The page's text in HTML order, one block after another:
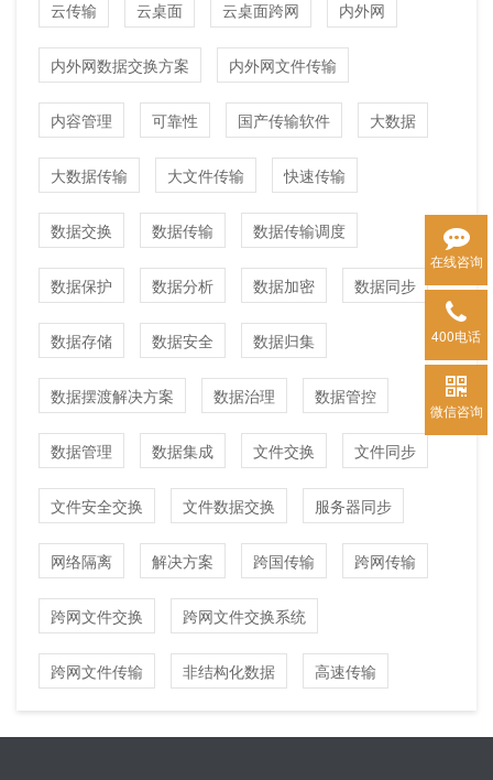
云传输 云桌面 云桌面跨网 内外网
内外网数据交换方案 内外网文件传输
内容管理 可靠性 国产传输软件 大数据
大数据传输 大文件传输 快速传输
数据交换 数据传输 数据传输调度
数据保护 数据分析 数据加密 数据同步
数据存储 数据安全 数据归集
数据摆渡解决方案 数据治理 数据管控
数据管理 数据集成 文件交换 文件同步
文件安全交换 文件数据交换 服务器同步
网络隔离 解决方案 跨国传输 跨网传输
跨网文件交换 跨网文件交换系统
跨网文件传输 非结构化数据 高速传输
在线咨询
400电话
微信咨询